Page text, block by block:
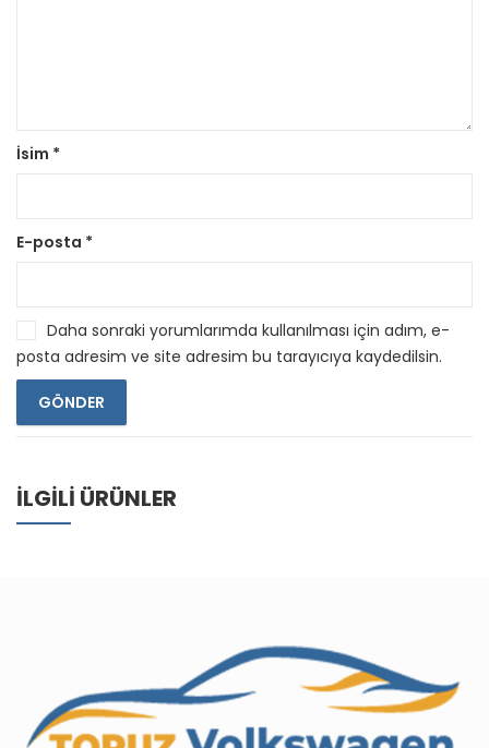
İsim *
E-posta *
Daha sonraki yorumlarımda kullanılması için adım, e-
posta adresim ve site adresim bu tarayıcıya kaydedilsin.
İLGILI ÜRÜNLER